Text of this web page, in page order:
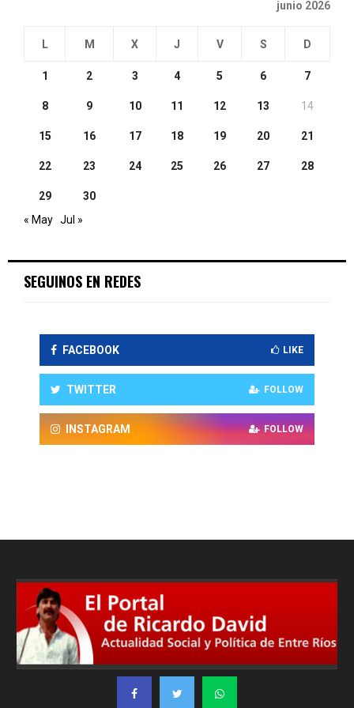
junio 2026
L M X J V S D
1 2 3 4 5 6 7
8 9 10 11 12 13 14
15 16 17 18 19 20 21
22 23 24 25 26 27 28
29
30
« May Jul »
SEGUINOS EN REDES
FACEBOOK LIKE
TWITTER FOLLOW
INSTAGRAM FOLLOW